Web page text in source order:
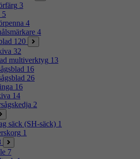
3
5
4
4
120
32
multiverktyg 13
16
26
16
14
2
säck (SH-säck) 1
1
7